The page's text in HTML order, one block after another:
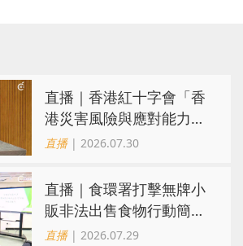
直播｜香港紅十字會「香
港災害風險與應對能力地
圖2026」研究發佈會
直播| 2026.07.30
直播｜食環署打擊無牌小
販非法出售食物行動簡報
會
直播| 2026.07.29